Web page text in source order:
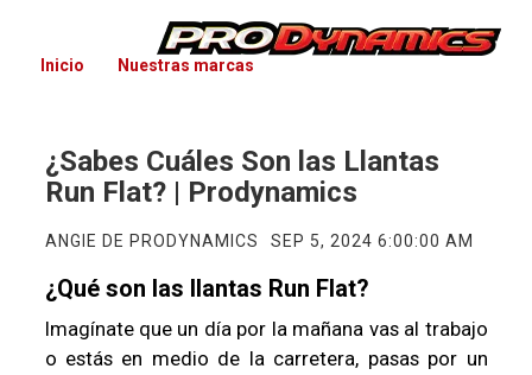
Inicio Nuestras marcas
¿Sabes Cuáles Son las Llantas
Run Flat? | Prodynamics
ANGIE DE PRODYNAMICS SEP 5, 2024 6:00:00 AM
¿Qué son las llantas Run Flat?
Imagínate que un día por la mañana vas al trabajo
o estás en medio de la carretera, pasas por un